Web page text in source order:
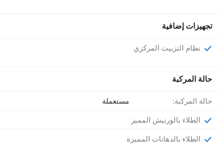
تجهيزات إضافية
نظام التزييت المركزي
حالة المركبة
حالة المركبة: مستعملة
الطلاء بالورنيش المميز
الطلاء بالدهانات المميزة